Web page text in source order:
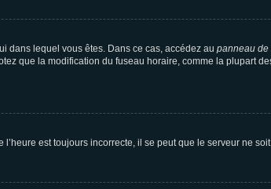
dans lequel vous êtes. Dans ce cas, accédez au panneau de
que la modification du fuseau horaire, comme la plupart
est toujours incorrecte, il se peut que le serveur ne